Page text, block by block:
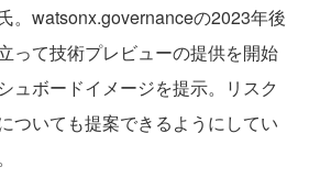
。watsonx.governanceの2023年後
って技術プレビューの提供を開始
ュボードイメージを提示。リスク
ついても提案できるようにしてい